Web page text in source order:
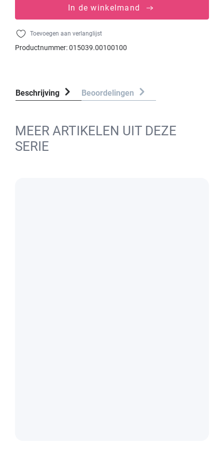
In de winkelmand
Toevoegen aan verlanglijst
Productnummer:015039.00100100
Beschrijving Beoordelingen
MEER ARTIKELEN UIT DEZE
SERIE